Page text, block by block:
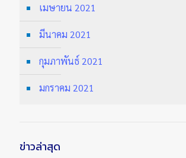
เมษายน 2021
มีนาคม 2021
กุมภาพันธ์ 2021
มกราคม 2021
ข่าวล่าสุด